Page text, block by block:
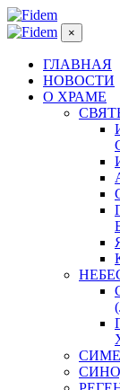
×
ГЛАВНАЯ
НОВОСТИ
О ХРАМЕ